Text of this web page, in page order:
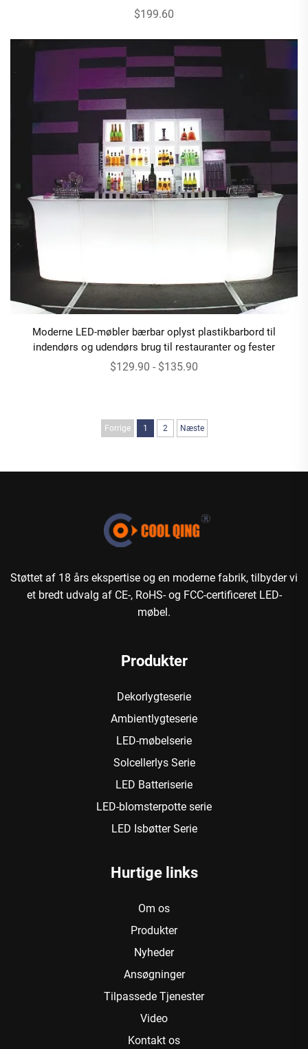
$199.60
Moderne LED-møbler bærbar oplyst plastikbarbord til
indendørs og udendørs brug til restauranter og fester
$129.90 - $135.90
Forrige 1 2 Næste
Støttet af 18 års ekspertise og en moderne fabrik, tilbyder vi
et bredt udvalg af CE-, RoHS- og FCC-certificeret LED-
møbel.
Produkter
Dekorlygteserie
Ambientlygteserie
LED-møbelserie
Solcellerlys Serie
LED Batteriserie
LED-blomsterpotte serie
LED Isbøtter Serie
Hurtige links
Om os
Produkter
Nyheder
Ansøgninger
Tilpassede Tjenester
Video
Kontakt os